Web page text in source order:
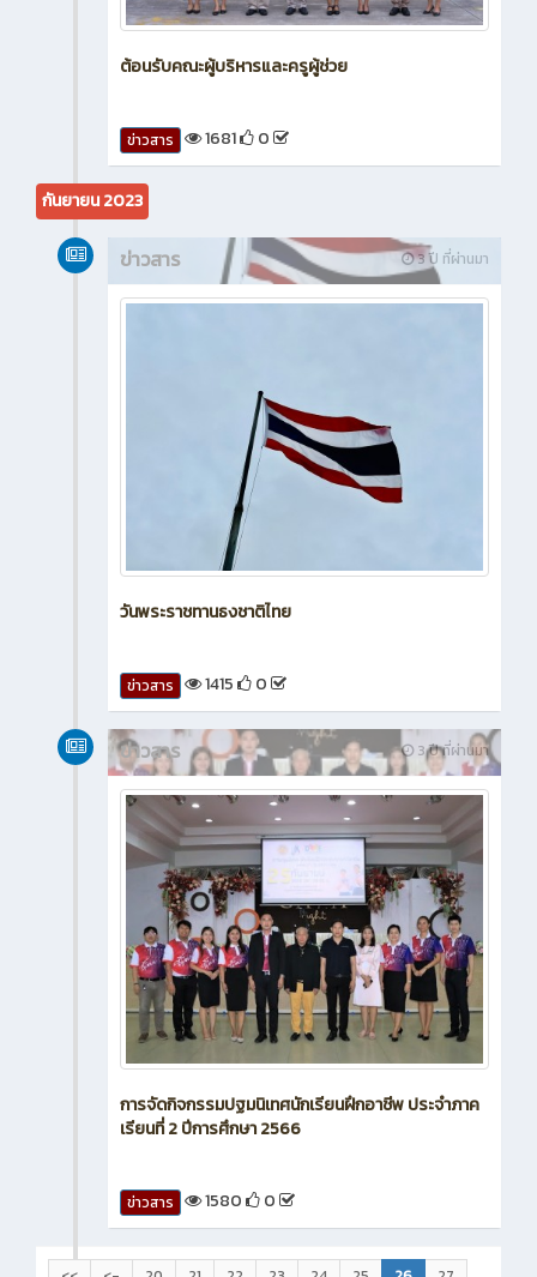
ต้อนรับคณะผู้บริหารและครูผู้ช่วย
ข่าวสาร 1681 0
กันยายน 2023
3 ปี ที่ผ่านมา
ข่าวสาร
วันพระราชทานธงชาติไทย
ข่าวสาร 1415 0
3 ปี ที่ผ่านมา
ข่าวสาร
การจัดกิจกรรมปฐมนิเทศนักเรียนฝึกอาชีพ ประจำภาค
เรียนที่ 2 ปีการศึกษา 2566
ข่าวสาร 1580 0